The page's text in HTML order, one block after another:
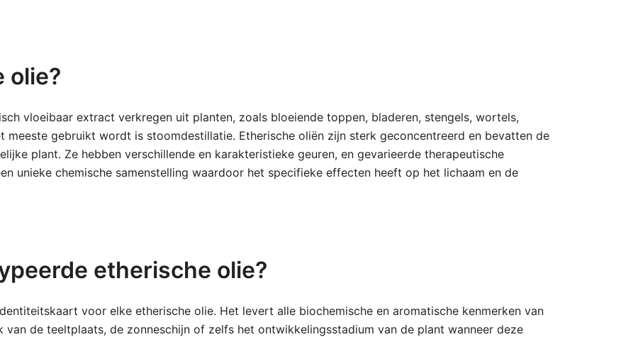
olie?
vloeibaar extract verkregen uit planten, zoals bloeiende toppen, bladeren, stengels, wortels,
meeste gebruikt wordt is stoomdestillatie. Etherische oliën zijn sterk geconcentreerd en bevatten de
plant. Ze hebben verschillende en karakteristieke geuren, en gevarieerde therapeutische
unieke chemische samenstelling waardoor het specifieke effecten heeft op het lichaam en de
etherische olie?
voor elke etherische olie. Het levert alle biochemische en aromatische kenmerken van
van de teeltplaats, de zonneschijn of zelfs het ontwikkelingsstadium van de plant wanneer deze